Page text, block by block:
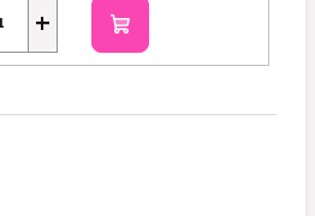
+ Do
košíka